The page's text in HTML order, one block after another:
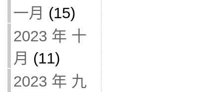
一月 (15)
2023 年 十
月 (11)
2023 年 九